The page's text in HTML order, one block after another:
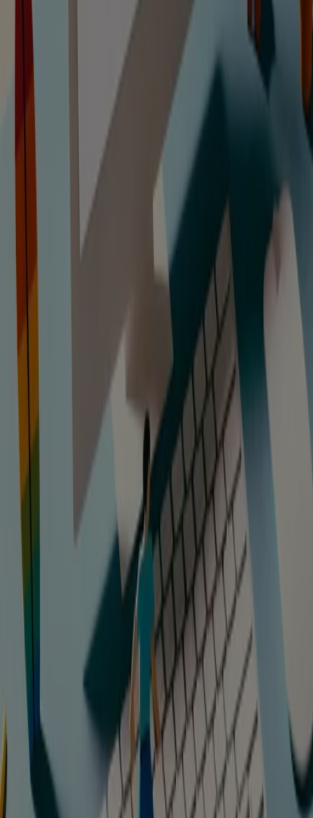
Catálogos de Libros y Papelerías en
Volantes y las mejores ofertas en
jardín y bricolaje Freidora de aire
patinete
Libros y papeleríasreúne todos los
catálogos de libros y de material de oficina de las
es muy amplia y hay muchos factores que determinan la
elección y compra de un libro (autor, género, etc.) El
precio es otro de esos factores que influye. Respecto al
, cabe decir que en épocas como la
vuelta al cole o como el cambio de oficina, conllevan un
gran gasto que se puede reducir estando al día de las
ofertas y promociones de las tiendas.
Ir a ofertas de Libros y Papelerías